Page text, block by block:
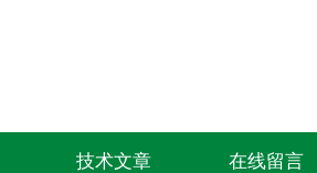
技术文章 在线留言